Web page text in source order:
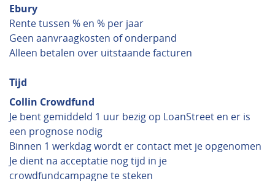
Ebury
Rente tussen % en % per jaar
Geen aanvraagkosten of onderpand
Alleen betalen over uitstaande facturen
Tijd
Collin Crowdfund
Je bent gemiddeld 1 uur bezig op LoanStreet en er is
een prognose nodig
Binnen 1 werkdag wordt er contact met je opgenomen
Je dient na acceptatie nog tijd in je
crowdfundcampagne te steken